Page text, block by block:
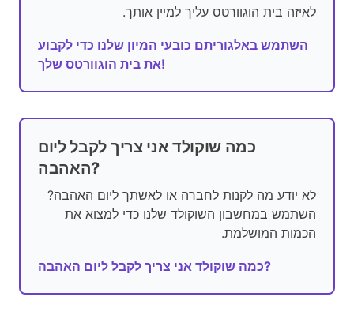
לאיזה בית הוגוורטס עליך למיין אותך.
השתמש באלגוריתם כובעי המיון שלנו כדי לקבוע
את בית הוגוורטס שלך!
כמה שוקולד אני צריך לקבל ליום
האהבה?
לא יודע מה לקנות לחברה או לאשתך ליום האהבה?
השתמש במחשבון השוקולד שלנו כדי למצוא את
הכמות המושלמת.
כמה שוקולד אני צריך לקבל ליום האהבה?